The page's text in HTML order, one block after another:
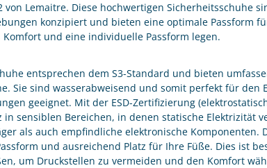
von Lemaitre. Diese hochwertigen Sicherheitsschuhe
konzipiert und bieten eine optimale Passform
und eine individuelle Passform legen.
entsprechen dem S3-Standard und bieten
Sie sind wasserabweisend und somit perfekt für den
geeignet. Mit der ESD-Zertifizierung
in sensiblen Bereichen, in denen statische Elektrizität
als auch empfindliche elektronische Komponenten.
und ausreichend Platz für Ihre Füße. Dies ist
um Druckstellen zu vermeiden und den Komfort